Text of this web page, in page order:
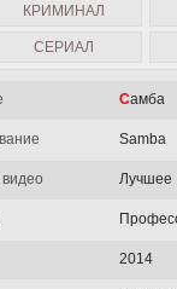
Самба
Samba
видео Лучшее
2014
КРИМИНАЛ
СЕРИАЛ